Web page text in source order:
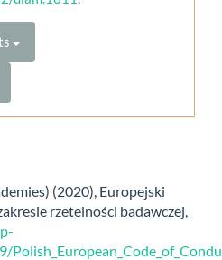
(2020), Europejski
rzetelności badawczej,